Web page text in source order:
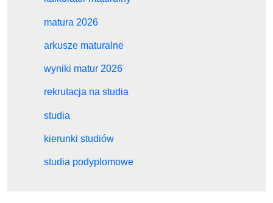
matura 2026
arkusze maturalne
wyniki matur 2026
rekrutacja na studia
studia
kierunki studiów
studia podyplomowe